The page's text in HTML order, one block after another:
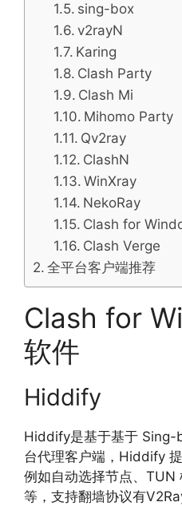
sing-box
v2rayN
Karing
Clash Party
Clash Mi
Mihomo Party
Qv2ray
ClashN
WinXray
NekoRay
Clash for
Clash Verge
全平台客户端推荐
Clash for
软件
Hiddify
Hiddify是基于基于 Sing-
台代理客户端，Hiddify
例如自动选择节点、TUN
等，支持翻墙协议有